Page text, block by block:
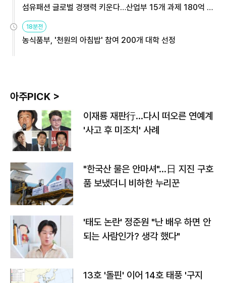
섬유패션 글로벌 경쟁력 키운다…산업부 15개 과제 180억 지
원
18분전
농식품부, '천원의 아침밥' 참여 200개 대학 선정
아주PICK >
이재룡 재판行…다시 떠오른 연예계
'사고 후 미조치' 사례
"한국산 물은 안마셔"…日 지진 구호
품 보냈더니 비하한 누리꾼
'태도 논란' 정준원 "난 배우 하면 안
되는 사람인가? 생각 했다"
13호 '돌핀' 이어 14호 태풍 '구지